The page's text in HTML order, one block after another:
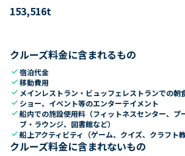
153,516t
クルーズ料金に含まれるもの
check宿泊代金
check移動費用
check メインレストラン・ビュッフェレストランでの朝
check ショー、イベント等のエンターテイメント
check船内での施設使用料（フィットネスセンター、プ
ブ・ラウンジ、図書館など）
check船上アクティビティ（ゲーム、クイズ、クラフト教
クルーズ料金に含まれないもの